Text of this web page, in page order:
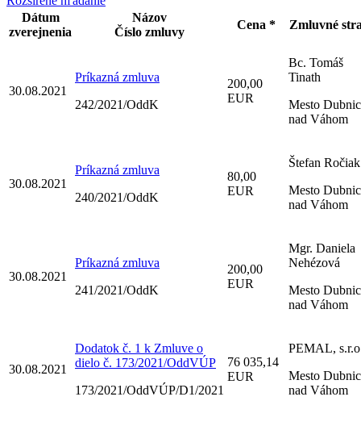
Dátum
zverejnenia
Názov
Číslo zmluvy
Cena * Zmluvné
30.08.2021
Príkazná zmluva
242/2021/OddK
200,00
EUR
Bc. Tomáš
Tinath
Mesto
nad Váhom
30.08.2021
Príkazná zmluva
240/2021/OddK
80,00
EUR
Štefan Ročiak
Mesto
nad Váhom
30.08.2021
Príkazná zmluva
241/2021/OddK
200,00
EUR
Mgr. Daniela
Nehézová
Mesto
nad Váhom
30.08.2021
Dodatok č. 1 k Zmluve o
dielo č. 173/2021/OddVÚP
173/2021/OddVÚP/D1/2021
76 035,14
EUR
PEMAL,
Mesto
nad Váhom